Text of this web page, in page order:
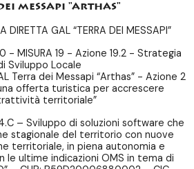
messapi "arthas"
DIRETTA GAL “TERRA DEI MESSAPI”
- MISURA 19 - Azione 19.2 - Strategia
Sviluppo Locale
Terra dei Messapi “Arthas” - Azione 2
offerta turistica per accrescere
territoriale”
– Sviluppo di soluzioni software che
stagionale del territorio con nuove
territoriale, in piena autonomia e
le ultime indicazioni OMS in tema di